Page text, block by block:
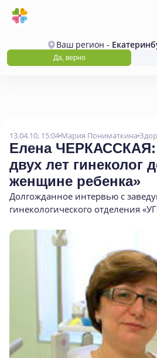
Ваш регион -
Да, верно
13.04.10, 15:04 Мария Пониматкина
Елена ЧЕРКАССКАЯ:
двух лет гинеколог
женщине ребенка»
Долгожданное интервью с
гинекологического отделения «